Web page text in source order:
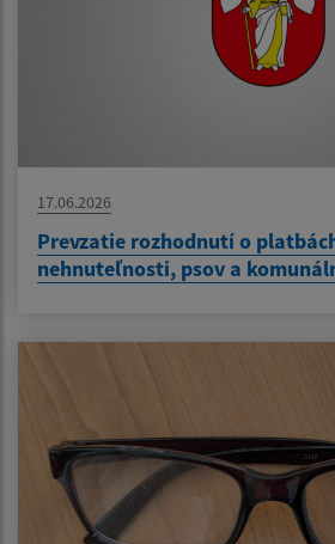
17.06.2026
Prevzatie rozhodnutí o
nehnuteľnosti, psov a